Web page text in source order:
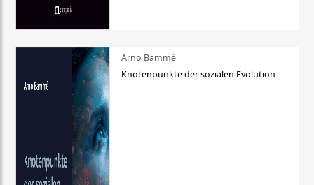
Arno Bammé
Knotenpunkte der sozialen Evolution